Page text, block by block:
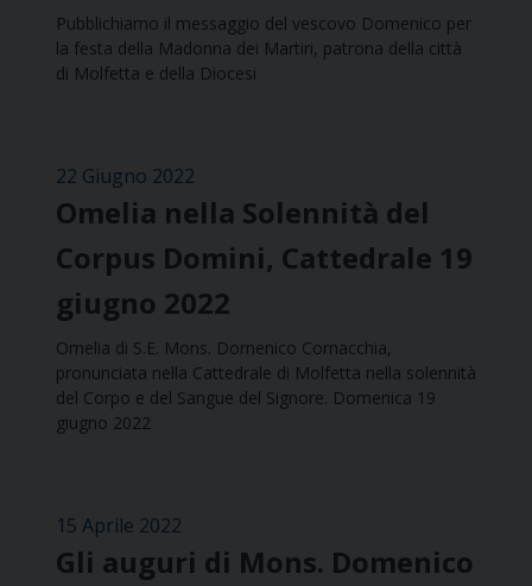
Pubblichiamo il messaggio del vescovo Domenico per
la festa della Madonna dei Martiri, patrona della città
di Molfetta e della Diocesi
22 Giugno 2022
Omelia nella Solennità del
Corpus Domini, Cattedrale 19
giugno 2022
Omelia di S.E. Mons. Domenico Cornacchia,
pronunciata nella Cattedrale di Molfetta nella solennità
del Corpo e del Sangue del Signore. Domenica 19
giugno 2022
15 Aprile 2022
Gli auguri di Mons. Domenico